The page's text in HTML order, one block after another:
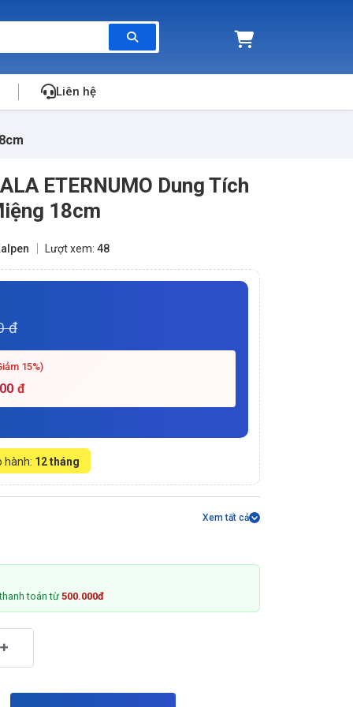
Liên hệ
ETERNUMO Dung Tích
18cm
Lượt xem: 48
đ
15%)
đ
hành: 12 tháng
Xem tất cả
toán từ 500.000đ